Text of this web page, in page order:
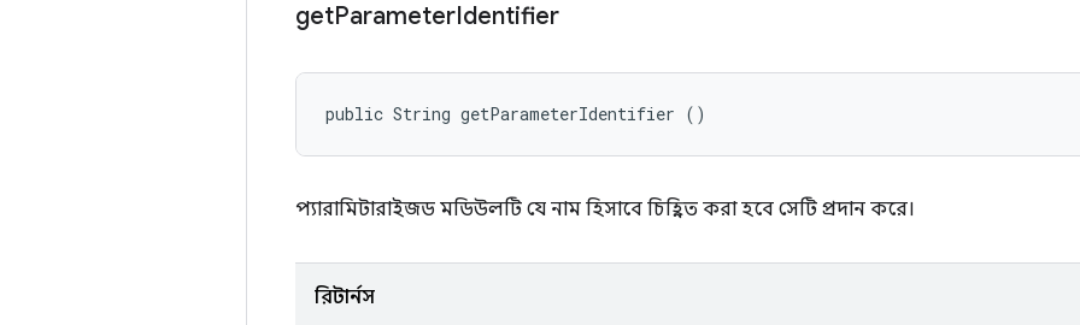
getParameterIdentifier
public String getParameterIdentifier ()
প্যারামিটারাইজড মডিউলটি যে নাম হিসাবে চিহ্নিত করা হবে সেটি প্রদান করে।
রিটার্নস